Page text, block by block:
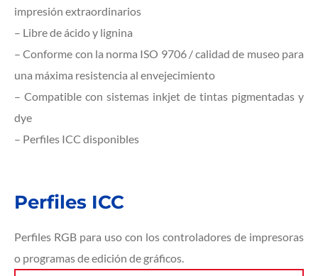
impresión extraordinarios
– Libre de ácido y lignina
– Conforme con la norma ISO 9706 / calidad de museo para
una máxima resistencia al envejecimiento
– Compatible con sistemas inkjet de tintas pigmentadas y
dye
– Perfiles ICC disponibles
Perfiles ICC
Perfiles RGB para uso con los controladores de impresoras
o programas de edición de gráficos.